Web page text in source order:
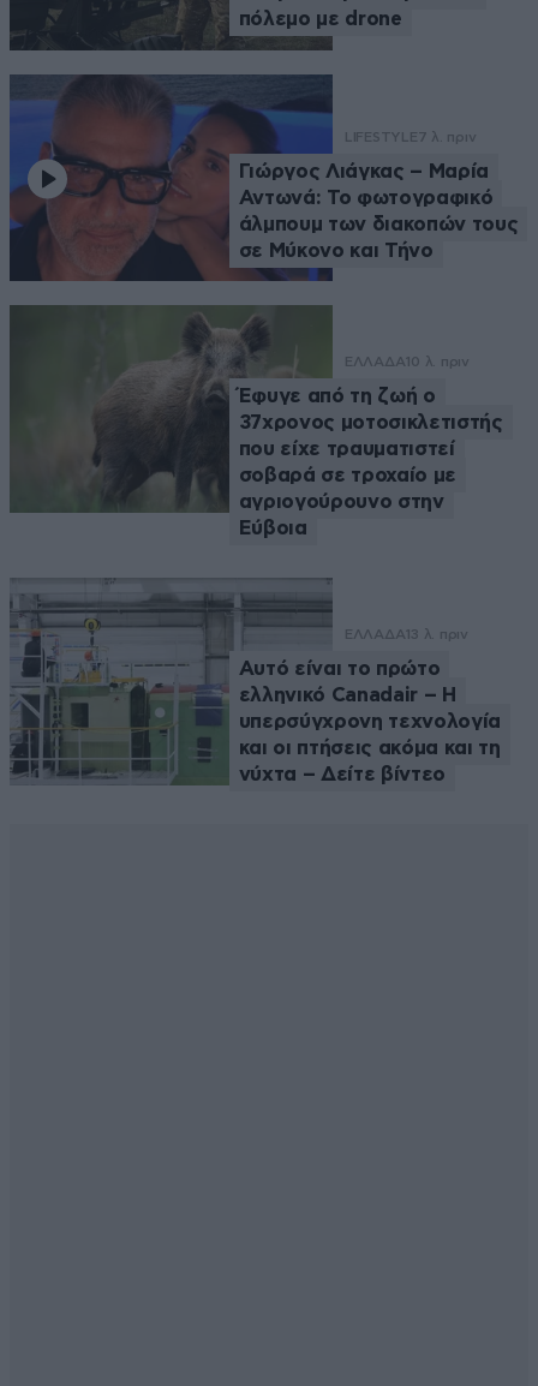
πόλεμο με drone
LIFESTYLE7 λ. πριν
Γιώργος Λιάγκας – Μαρία
Αντωνά: Το φωτογραφικό
άλμπουμ των διακοπών τους
σε Μύκονο και Τήνο
ΕΛΛΑΔΑ 10 λ. πριν
Έφυγε από τη ζωή ο
37χρονος μοτοσικλετιστής
που είχε τραυματιστεί
σοβαρά σε τροχαίο με
αγριογούρουνο στην
Εύβοια
ΕΛΛΑΔΑ 13 λ. πριν
Αυτό είναι το πρώτο
ελληνικό Canadair – Η
υπερσύγχρονη τεχνολογία
και οι πτήσεις ακόμα και τη
νύχτα – Δείτε βίντεο